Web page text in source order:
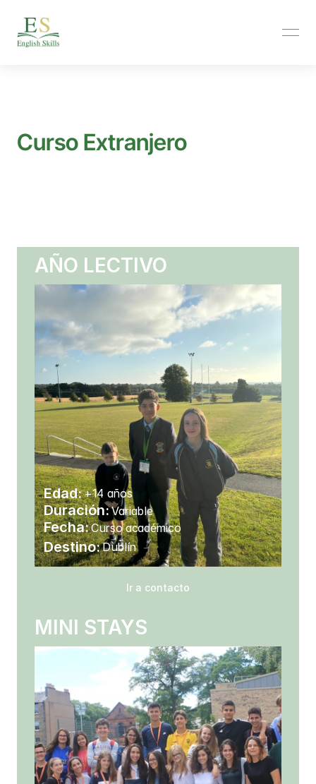
Curso Extranjero
AÑO LECTIVO
Edad:+14 años
Destino:Dublín
Fecha: Curso académico
Duración:Variable
Ir a contacto
MINI STAYS